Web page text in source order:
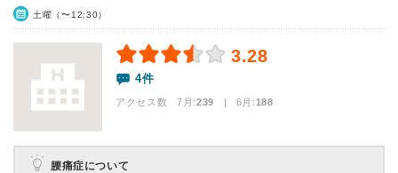
土曜（〜12:30）
3.28
4件
アクセス数 7月:239 | 6月:188
腰痛症について